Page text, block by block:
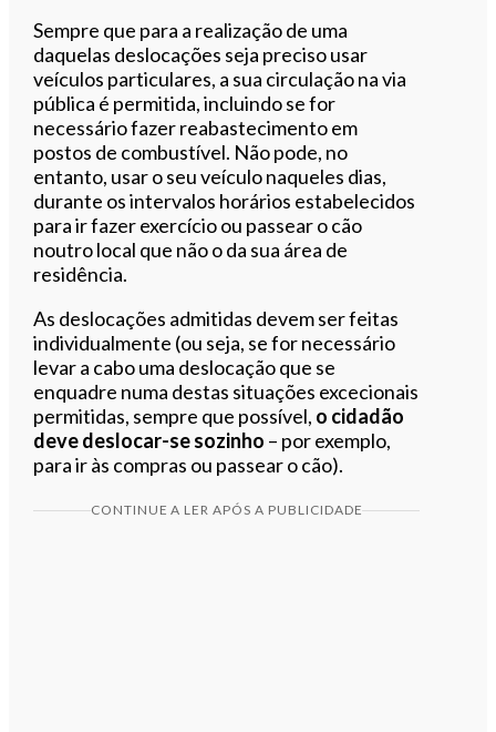
Sempre que para a realização de uma
daquelas deslocações seja preciso usar
veículos particulares, a sua circulação na via
pública é permitida, incluindo se for
necessário fazer reabastecimento em
postos de combustível. Não pode, no
entanto, usar o seu veículo naqueles dias,
durante os intervalos horários estabelecidos
para ir fazer exercício ou passear o cão
noutro local que não o da sua área de
residência.
As deslocações admitidas devem ser feitas
individualmente (ou seja, se for necessário
levar a cabo uma deslocação que se
enquadre numa destas situações excecionais
permitidas, sempre que possível, o cidadão
deve deslocar-se sozinho – por exemplo,
para ir às compras ou passear o cão).
CONTINUE A LER APÓS A PUBLICIDADE